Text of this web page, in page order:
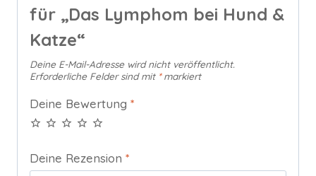
für „Das Lymphom bei Hund &
Katze“
Deine E-Mail-Adresse wird nicht veröffentlicht.
Erforderliche Felder sind mit *markiert
Deine Bewertung *
Deine Rezension *